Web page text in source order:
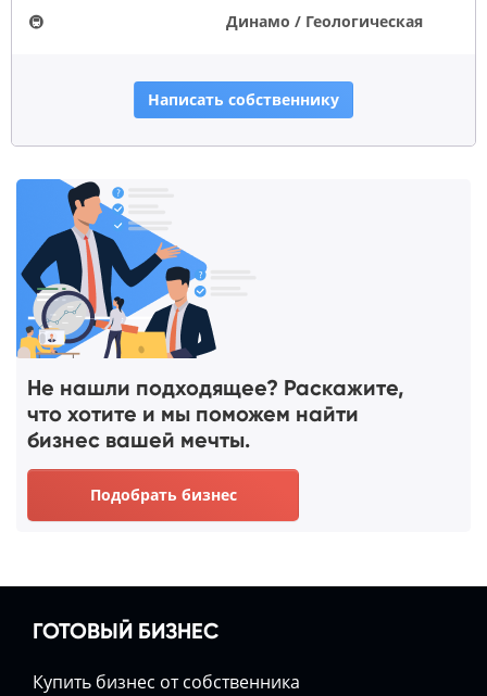
🚇
Динамо / Геологическая
Написать собственнику
Не нашли подходящее? Раскажите,
что хотите и мы поможем найти
бизнес вашей мечты.
Подобрать бизнес
ГОТОВЫЙ БИЗНЕС
Купить бизнес от собственника